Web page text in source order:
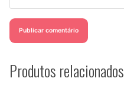
Produtos relacionados